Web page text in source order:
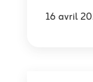
16 avril